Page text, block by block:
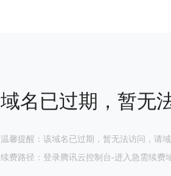
域名已过期，暂无
温馨提醒：该域名已过期，暂无法访问，请
续费路径：登录腾讯云控制台-进入急需续费